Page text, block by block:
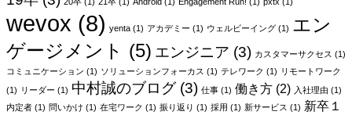
wevox (8) yenta (1) アカデミー (1) ウェルビーイング (1) エン
ゲージメント (5) エンジニア (3) カスタマーサクセス (1)
コミュニケーション (1) ソリューションフォーカス (1) テレワーク (1) リモートワーク
(1) リーダー (1) 中村誠のブログ(3) 仕事 (1) 働き方 (2) 入社理由 (1)
内定者 (1) 問いかけ (1) 在宅ワーク (1) 振り返り (1) 採用 (1) 新サービス (1) 新卒１